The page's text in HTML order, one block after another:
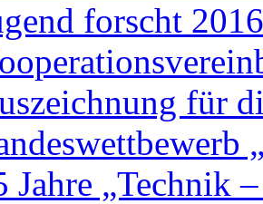
forscht 2016
für
Jahre „Technik